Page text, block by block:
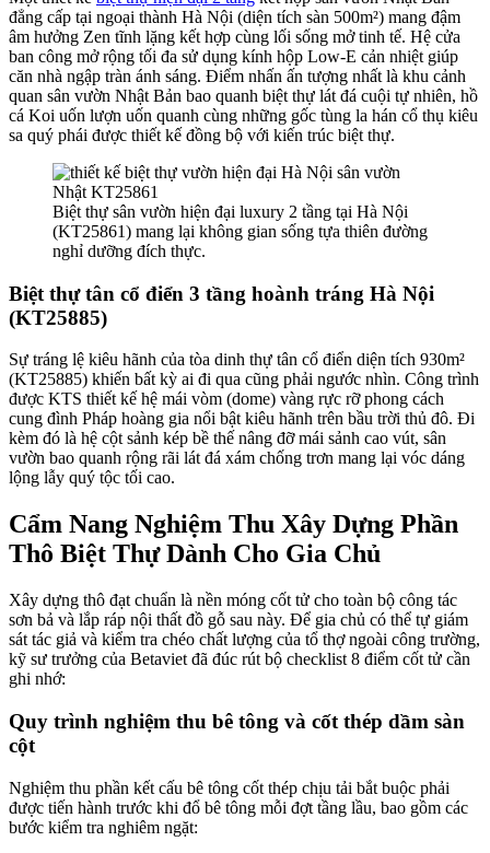
đẳng cấp tại ngoại thành Hà Nội (diện tích sàn 500m²) mang đậm
âm hưởng Zen tĩnh lặng kết hợp cùng lối sống mở tinh tế. Hệ cửa
ban công mở rộng tối đa sử dụng kính hộp Low-E cản nhiệt giúp
căn nhà ngập tràn ánh sáng. Điểm nhấn ấn tượng nhất là khu cảnh
quan sân vườn Nhật Bản bao quanh biệt thự lát đá cuội tự nhiên, hồ
cá Koi uốn lượn uốn quanh cùng những gốc tùng la hán cổ thụ kiêu
sa quý phái được thiết kế đồng bộ với kiến trúc biệt thự.
Biệt thự sân vườn hiện đại luxury 2 tầng tại Hà Nội
(KT25861) mang lại không gian sống tựa thiên đường
nghỉ dưỡng đích thực.
Biệt thự tân cổ điển 3 tầng hoành tráng Hà Nội
(KT25885)
Sự tráng lệ kiêu hãnh của tòa dinh thự tân cổ điển diện tích 930m²
(KT25885) khiến bất kỳ ai đi qua cũng phải ngước nhìn. Công trình
được KTS thiết kế hệ mái vòm (dome) vàng rực rỡ phong cách
cung đình Pháp hoàng gia nổi bật kiêu hãnh trên bầu trời thủ đô. Đi
kèm đó là hệ cột sảnh kép bề thế nâng đỡ mái sảnh cao vút, sân
vườn bao quanh rộng rãi lát đá xám chống trơn mang lại vóc dáng
lộng lẫy quý tộc tối cao.
Cẩm Nang Nghiệm Thu Xây Dựng Phần
Thô Biệt Thự Dành Cho Gia Chủ
Xây dựng thô đạt chuẩn là nền móng cốt tử cho toàn bộ công tác
sơn bả và lắp ráp nội thất đồ gỗ sau này. Để gia chủ có thể tự giám
sát tác giả và kiểm tra chéo chất lượng của tổ thợ ngoài công trường,
kỹ sư trưởng của Betaviet đã đúc rút bộ checklist 8 điểm cốt tử cần
ghi nhớ:
Quy trình nghiệm thu bê tông và cốt thép dầm sàn
cột
Nghiệm thu phần kết cấu bê tông cốt thép chịu tải bắt buộc phải
được tiến hành trước khi đổ bê tông mỗi đợt tầng lầu, bao gồm các
bước kiểm tra nghiêm ngặt: